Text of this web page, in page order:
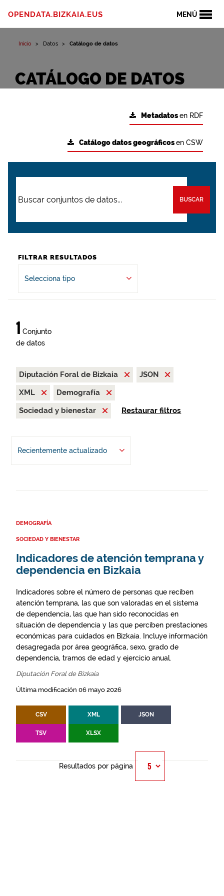
MENÚ
OPENDATA.BIZKAIA.EUS
Inicio Datos Catálogo de datos
CATÁLOGO DE DATOS
Metadatosen RDF
Catálogo datos geográficosen CSW
BUSCAR
FILTRAR RESULTADOS
Selecciona tipo
1 Conjunto
de datos
Diputación Foral de Bizkaia
JSON
XML
Demografía
Sociedad y bienestar
Restaurar filtros
Recientemente actualizado
DEMOGRAFÍA
SOCIEDAD Y BIENESTAR
Indicadores de atención temprana y
dependencia en Bizkaia
Indicadores sobre el número de personas que reciben
atención temprana, las que son valoradas en el sistema
de dependencia, las que han sido reconocidas en
situación de dependencia y las que perciben prestaciones
económicas para cuidados en Bizkaia. Incluye información
desagregada por área geográfica, sexo, grado de
dependencia, tramos de edad y ejercicio anual.
Diputación Foral de Bizkaia
Última modificación 06 mayo 2026
CSV XML JSON
TSV XLSX
Resultados por página